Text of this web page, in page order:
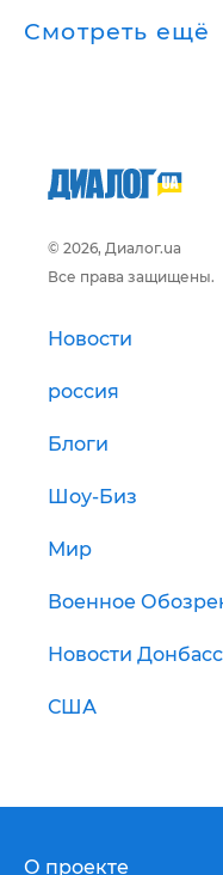
Смотреть ещё
© 2026, Диалог.ua
Все права защищены.
Новости
россия
Блоги
Шоу-Биз
Мир
Военное
Новости
США
О проекте